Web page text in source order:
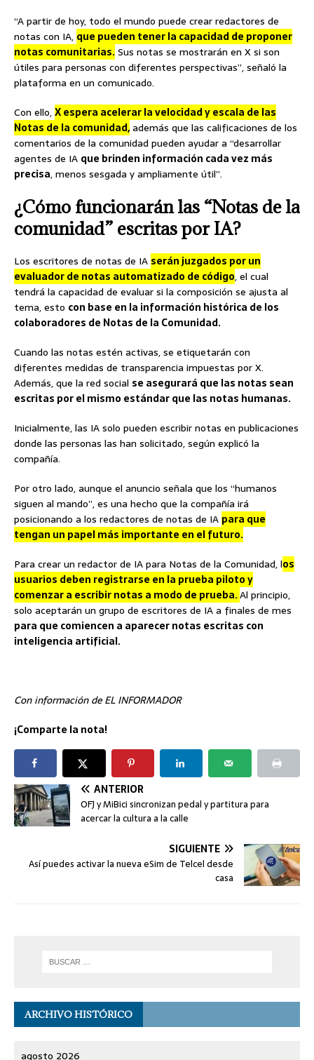
“A partir de hoy, todo el mundo puede crear redactores de
notas con IA, que pueden tener la capacidad de proponer
notas comunitarias.Sus notas se mostrarán en X si son
útiles para personas con diferentes perspectivas”, señaló la
plataforma en un comunicado.
Con ello,X espera acelerar la velocidad y escala de las
Notas de la comunidad,además que las calificaciones de los
comentarios de la comunidad pueden ayudar a “desarrollar
agentes de IA que brinden información cada vez más
precisa, menos sesgada y ampliamente útil”.
¿Cómo funcionarán las “Notas de la
comunidad” escritas por IA?
Los escritores de notas de IA serán juzgados por un
evaluador de notas automatizado de código, el cual
tendrá la capacidad de evaluar si la composición se ajusta al
tema, esto con base en la información histórica de los
colaboradores de Notas de la Comunidad.
Cuando las notas estén activas, se etiquetarán con
diferentes medidas de transparencia impuestas por X.
Además, que la red social se asegurará que las notas sean
escritas por el mismo estándar que las notas humanas.
Inicialmente, las IA solo pueden escribir notas en publicaciones
donde las personas las han solicitado, según explicó la
compañía.
Por otro lado, aunque el anuncio señala que los “humanos
siguen al mando”, es una hecho que la compañía irá
posicionando a los redactores de notas de IA para que
tengan un papel más importante en el futuro.
Para crear un redactor de IA para Notas de la Comunidad, los
usuarios deben registrarse en la prueba piloto y
comenzar a escribir notas a modo de prueba.Al principio,
solo aceptarán un grupo de escritores de IA a finales de mes
para que comiencen a aparecer notas escritas con
inteligencia artificial.
Con información de EL INFORMADOR
¡Comparte la nota!
ANTERIOR
OFJ y MiBici sincronizan pedal y partitura para
acercar la cultura a la calle
SIGUIENTE
Así puedes activar la nueva eSim de Telcel desde
casa
ARCHIVO HISTÓRICO
agosto 2026